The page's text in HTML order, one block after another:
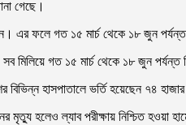
গেছে।
এর ফলে গত ১৫ মার্চ থেকে ১৮ জুন
মিলিয়ে গত ১৫ মার্চ থেকে ১৮ জুন পর্যন্ত
বিভিন্ন হাসপাতালে ভর্তি হয়েছেন
মৃত্যু হলেও ল্যাব পরীক্ষায় নিশ্চিত